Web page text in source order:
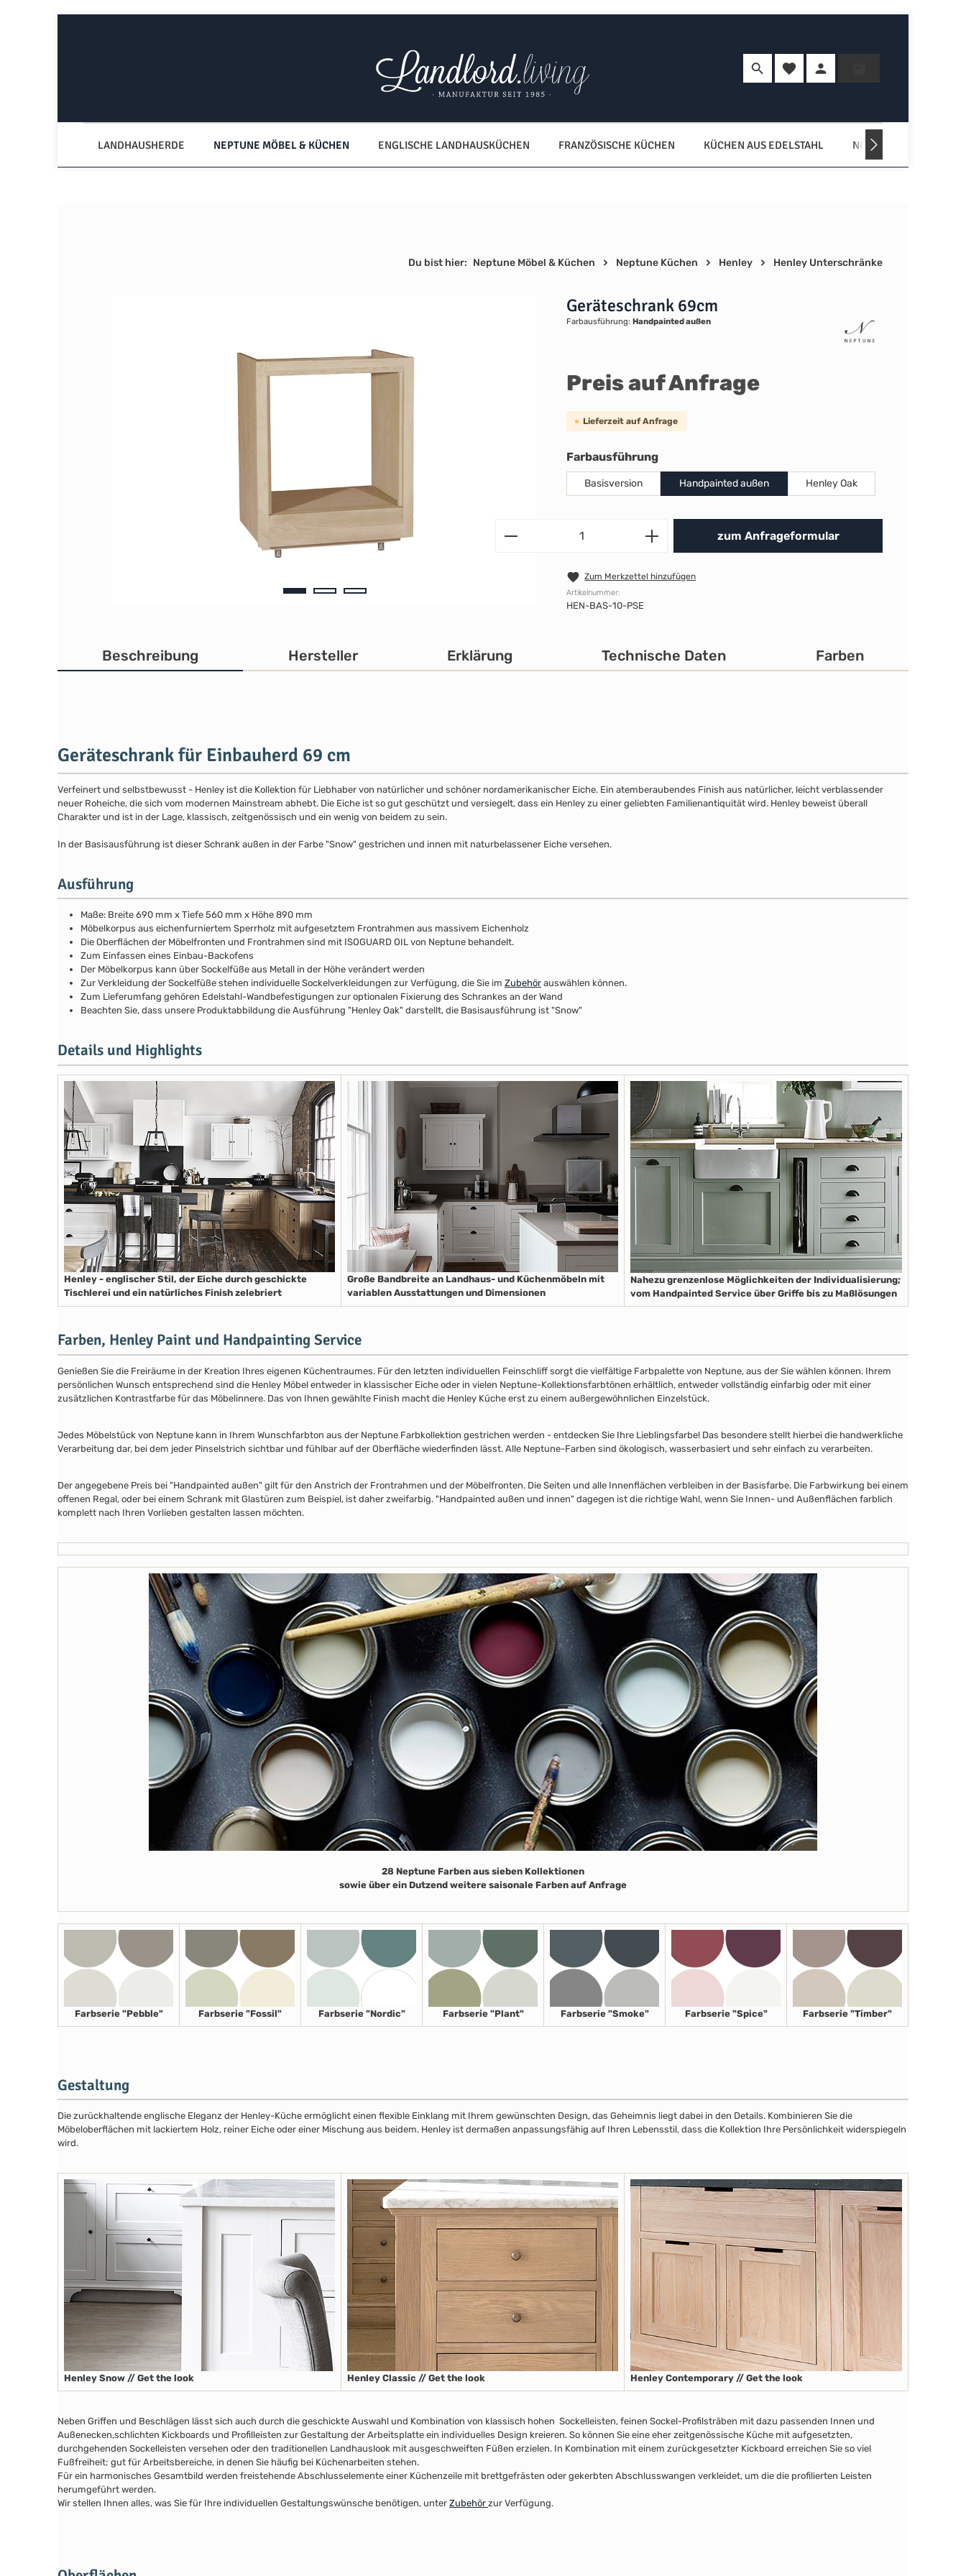
Du hast 0 Produkte auf dem Merkzettel
LANDHAUSHERDE NEPTUNE MÖBEL & KÜCHEN ENGLISCHE LANDHAUSKÜCHEN FRANZÖSISCHE KÜCHEN KÜCHEN AUS EDELSTAHL NORDISCHE KÜCHEN
Du bist hier: Neptune Möbel & Küchen Neptune Küchen Henley Henley Unterschränke
Geräteschrank 69cm
Farbausführung: Handpainted außen
Preis auf Anfrage
Lieferzeit auf Anfrage
Farbausführungauswählen
Basisversion Handpainted außen Henley Oak
Produkt Anzahl: Gib den
zum Anfrageformular
Zum Merkzettel hinzufügen
Artikelnummer:
HEN-BAS-10-PSE
Beschreibung Hersteller Erklärung Technische Daten Farben
Geräteschrank für Einbauherd 69 cm
Verfeinert und selbstbewusst - Henley ist die Kollektion für Liebhaber von natürlicher und schöner nordamerikanischer Eiche. Ein atemberaubendes Finish aus natürlicher, leicht verblassender
neuer Roheiche, die sich vom modernen Mainstream abhebt. Die Eiche ist so gut geschützt und versiegelt, dass ein Henley zu einer geliebten Familienantiquität wird. Henley beweist überall
Charakter und ist in der Lage, klassisch, zeitgenössisch und ein wenig von beidem zu sein.
In der Basisausführung ist dieser Schrank außen in der Farbe "Snow" gestrichen und innen mit naturbelassener Eiche versehen.
Ausführung
Maße: Breite 690 mm x Tiefe 560 mm x Höhe 890 mm
Möbelkorpus aus eichenfurniertem Sperrholz mit aufgesetztem Frontrahmen aus massivem Eichenholz
Die Oberflächen der Möbelfronten und Frontrahmen sind mit ISOGUARD OIL von Neptune behandelt.
Zum Einfassen eines Einbau-Backofens
Der Möbelkorpus kann über Sockelfüße aus Metall in der Höhe verändert werden
Zur Verkleidung der Sockelfüße stehen individuelle Sockelverkleidungen zur Verfügung, die Sie im Zubehör auswählen können.
Zum Lieferumfang gehören Edelstahl-Wandbefestigungen zur optionalen Fixierung des Schrankes an der Wand
Beachten Sie, dass unsere Produktabbildung die Ausführung "Henley Oak" darstellt, die Basisausführung ist "Snow"
Details und Highlights
Henley - englischer Stil, der Eiche durch geschickte
Tischlerei und ein natürliches Finish zelebriert
Große Bandbreite an Landhaus- und Küchenmöbeln mit
variablen Ausstattungen und Dimensionen
Nahezu grenzenlose Möglichkeiten der Individualisierung;
vom Handpainted Service über Griffe bis zu Maßlösungen
Farben, Henley Paint und Handpainting Service
Genießen Sie die Freiräume in der Kreation Ihres eigenen Küchentraumes. Für den letzten individuellen Feinschliff sorgt die vielfältige Farbpalette von Neptune, aus der Sie wählen können. Ihrem
persönlichen Wunsch entsprechend sind die Henley Möbel entweder in klassischer Eiche oder in vielen Neptune-Kollektionsfarbtönen erhältlich, entweder vollständig einfarbig oder mit einer
zusätzlichen Kontrastfarbe für das Möbelinnere. Das von Ihnen gewählte Finish macht die Henley Küche erst zu einem außergewöhnlichen Einzelstück.
Jedes Möbelstück von Neptune kann in Ihrem Wunschfarbton aus der Neptune Farbkollektion gestrichen werden - entdecken Sie Ihre Lieblingsfarbe! Das besondere stellt hierbei die handwerkliche
Verarbeitung dar, bei dem jeder Pinselstrich sichtbar und fühlbar auf der Oberfläche wiederfinden lässt. Alle Neptune-Farben sind ökologisch, wasserbasiert und sehr einfach zu verarbeiten.
Der angegebene Preis bei "Handpainted außen" gilt für den Anstrich der Frontrahmen und der Möbelfronten. Die Seiten und alle Innenflächen verbleiben in der Basisfarbe. Die Farbwirkung bei einem
offenen Regal, oder bei einem Schrank mit Glastüren zum Beispiel, ist daher zweifarbig. "Handpainted außen und innen" dagegen ist die richtige Wahl, wenn Sie Innen- und Außenflächen farblich
komplett nach Ihren Vorlieben gestalten lassen möchten.
28 Neptune Farben aus sieben Kollektionen
sowie über ein Dutzend weitere saisonale Farben auf Anfrage
Farbserie "Pebble" Farbserie "Fossil" Farbserie "Nordic" Farbserie "Plant" Farbserie "Smoke" Farbserie "Spice" Farbserie "Timber"
Gestaltung
Die zurückhaltende englische Eleganz der Henley-Küche ermöglicht einen flexible Einklang mit Ihrem gewünschten Design, das Geheimnis liegt dabei in den Details. Kombinieren Sie die
Möbeloberflächen mit lackiertem Holz, reiner Eiche oder einer Mischung aus beidem. Henley ist dermaßen anpassungsfähig auf Ihren Lebensstil, dass die Kollektion Ihre Persönlichkeit widerspiegeln
wird.
Henley Snow // Get the look Henley Classic // Get the look Henley Contemporary // Get the look
Neben Griffen und Beschlägen lässt sich auch durch die geschickte Auswahl und Kombination von klassisch hohen Sockelleisten, feinen Sockel-Profilsträben mit dazu passenden Innen und
Außenecken,schlichten Kickboards und Profilleisten zur Gestaltung der Arbeitsplatte ein individuelles Design kreieren. So können Sie eine eher zeitgenössische Küche mit aufgesetzten,
durchgehenden Sockelleisten versehen oder den traditionellen Landhauslook mit ausgeschweiften Füßen erzielen. In Kombination mit einem zurückgesetzter Kickboard erreichen Sie so viel
Fußfreiheit; gut für Arbeitsbereiche, in denen Sie häufig bei Küchenarbeiten stehen.
Für ein harmonisches Gesamtbild werden freistehende Abschlusselemente einer Küchenzeile mit brettgefrästen oder gekerbten Abschlusswangen verkleidet, um die die profilierten Leisten
herumgeführt werden.
Wir stellen Ihnen alles, was Sie für Ihre individuellen Gestaltungswünsche benötigen, unter Zubehör zur Verfügung.